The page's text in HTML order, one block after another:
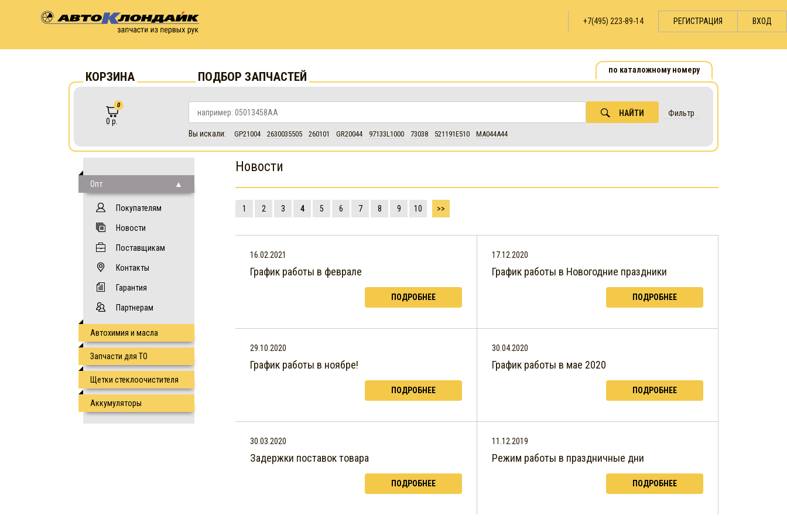
+7(495) 223-89-14 РЕГИСТРАЦИЯ ВХОД
КОРЗИНА ПОДБОР ЗАПЧАСТЕЙ по каталожному номеру
0
0 р.
НАЙТИ Фильтр
Вы искали: GP21004 2630035505 260101 GR20044 97133L1000 73038 521191E510 MA044A44
Опт
Покупателям
Новости
Поставщикам
Контакты
Гарантия
Партнерам
Автохимия и масла
Запчасти для ТО
Щетки стеклоочистителя
Аккумуляторы
Новости
1 2 3 4 5 6 7 8 9 10 >>
16.02.2021
График работы в феврале
ПОДРОБНЕЕ
17.12.2020
График работы в Новогодние праздники
ПОДРОБНЕЕ
29.10.2020
График работы в ноябре!
ПОДРОБНЕЕ
30.04.2020
График работы в мае 2020
ПОДРОБНЕЕ
30.03.2020
Задержки поставок товара
ПОДРОБНЕЕ
11.12.2019
Режим работы в праздничные дни
ПОДРОБНЕЕ